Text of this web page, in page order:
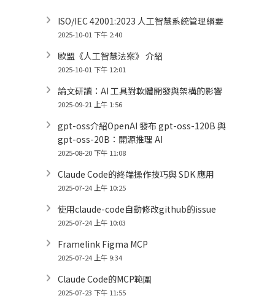
ISO/IEC 42001:2023 人工智慧系統管理綱要
2025-10-01 下午 2:40
歐盟《人工智慧法案》 介紹
2025-10-01 下午 12:01
論文研讀：AI 工具對軟體開發與架構的影響
2025-09-21 上午 1:56
gpt-oss介紹OpenAI 發布 gpt-oss-120B 與
gpt-oss-20B：開源推理 AI
2025-08-20 下午 11:08
Claude Code的終端操作技巧與 SDK 應用
2025-07-24 上午 10:25
使用claude-code自動修改github的issue
2025-07-24 上午 10:03
Framelink Figma MCP
2025-07-24 上午 9:34
Claude Code的MCP範圍
2025-07-23 下午 11:55